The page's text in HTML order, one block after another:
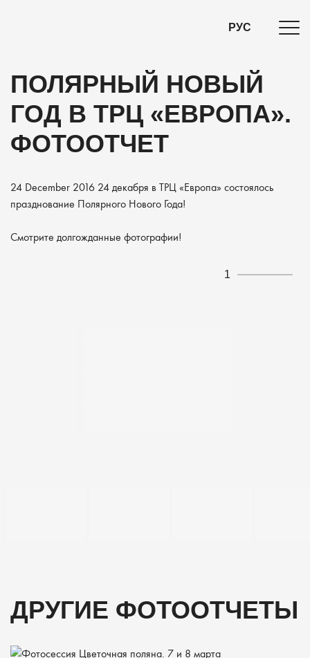
РУС
ПОЛЯРНЫЙ НОВЫЙ
ГОД В ТРЦ «ЕВРОПА».
ФОТООТЧЕТ
24 December 2016 24 декабря в ТРЦ «Европа» состоялось
празднование Полярного Нового Года!
Смотрите долгожданные фотографии!
1
ДРУГИЕ ФОТООТЧЕТЫ